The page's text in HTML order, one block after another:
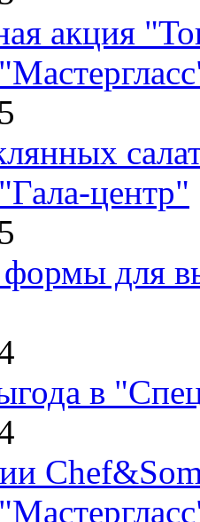
акция
центр"
для
в